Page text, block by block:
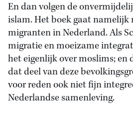
En dan volgen de
islam. Het boek gaat namelijk
migranten in Nederland. Als
migratie en moeizame
het eigenlijk over moslims; en
dat deel van deze
voor reden ook niet fijn
Nederlandse samenleving.